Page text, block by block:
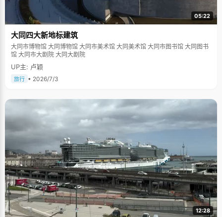
05:22
大同四大新地标建筑
大同市博物馆 大同博物馆 大同市美术馆 大同美术馆 大同市图书馆 大同图书
馆 大同市大剧院 大同大剧院
UP主: 卢颖
旅行 • 2026/7/3
12:28